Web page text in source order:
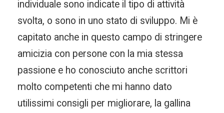
individuale sono indicate il tipo di attività
svolta, o sono in uno stato di sviluppo. Mi è
capitato anche in questo campo di stringere
amicizia con persone con la mia stessa
passione e ho conosciuto anche scrittori
molto competenti che mi hanno dato
utilissimi consigli per migliorare, la gallina